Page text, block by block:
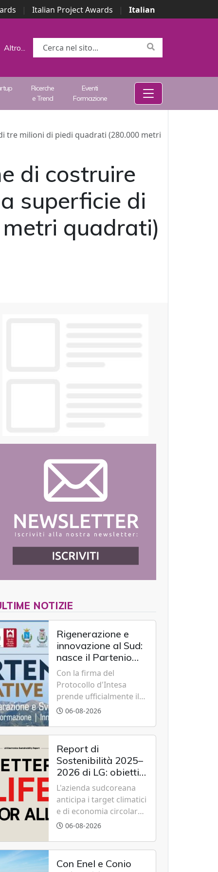
| Italian Project Awards |
Italian
Altro...
Ricerche
e Trend
Eventi
Formazione
tre milioni di piedi quadrati (280.000 metri
di costruire
superficie di
quadrati)
NOTIZIE
Rigenerazione e
innovazione al Sud:
nasce il Partenio
Creative Hub per il
rilancio del
territorio
Con la firma del
Protocollo d'Intesa
prende ufficialmente il
via il recupero dell'ex
modello di partenariato
pubblico-privato e a una
rete di partner strategici
d'eccellenza.
06-08-2026
Report di
Sostenibilità 2025–
2026 di LG: obiettivi
2030 raggiunti con
cinque anni
d'anticipo
L'azienda sudcoreana
anticipa i target climatici
e di economia circolare,
confermando
a innovazione,
accessibilità e
06-08-2026
Con Enel e Conio